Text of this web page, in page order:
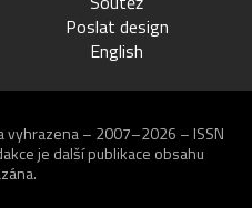
Poslat design
English
vyhrazena – 2007–2026 – ISSN
je další publikace obsahu